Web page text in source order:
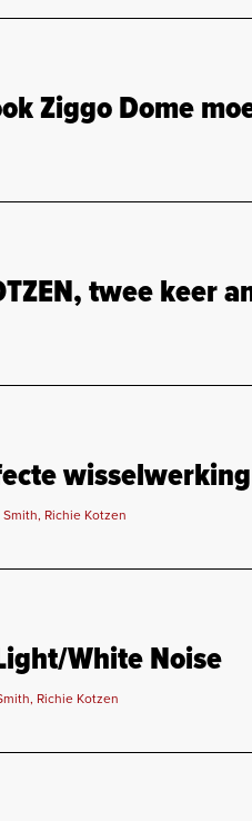
Ziggo Dome
twee keer
Smith, Richie Kotzen
White Noise
Richie Kotzen